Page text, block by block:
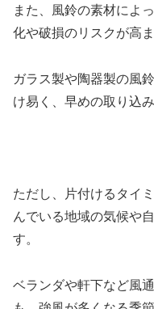
また、風鈴の素材によ
化や破損のリスクが高
ガラス製や陶器製の風
け易く、早めの取り込
ただし、片付けるタイ
んでいる地域の気候や
す。
ベランダや軒下など風